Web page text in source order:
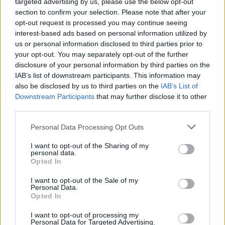
section to confirm your selection. Please note that after your
opt-out request is processed you may continue seeing
interest-based ads based on personal information utilized by
us or personal information disclosed to third parties prior to
your opt-out. You may separately opt-out of the further
disclosure of your personal information by third parties on the
IAB’s list of downstream participants. This information may
also be disclosed by us to third parties on the IAB’s List of
Downstream Participants that may further disclose it to other
Personal Data Processing Opt Outs
I want to opt-out of the Sharing of my
personal data.
Opted In
I want to opt-out of the Sale of my
Personal Data.
Opted In
I want to opt-out of processing my
Personal Data for Targeted Advertising.
Irani njofton publikimin e
pamjeve të liderit suprem,
Zjarr masiv në British
Columbia, mbi 20 mijë
Vrasja e katër studentëve
në Idaho që tronditi
SHBA-në rikthehet në
amerikan për Gazën:
Tërheqja izraelite